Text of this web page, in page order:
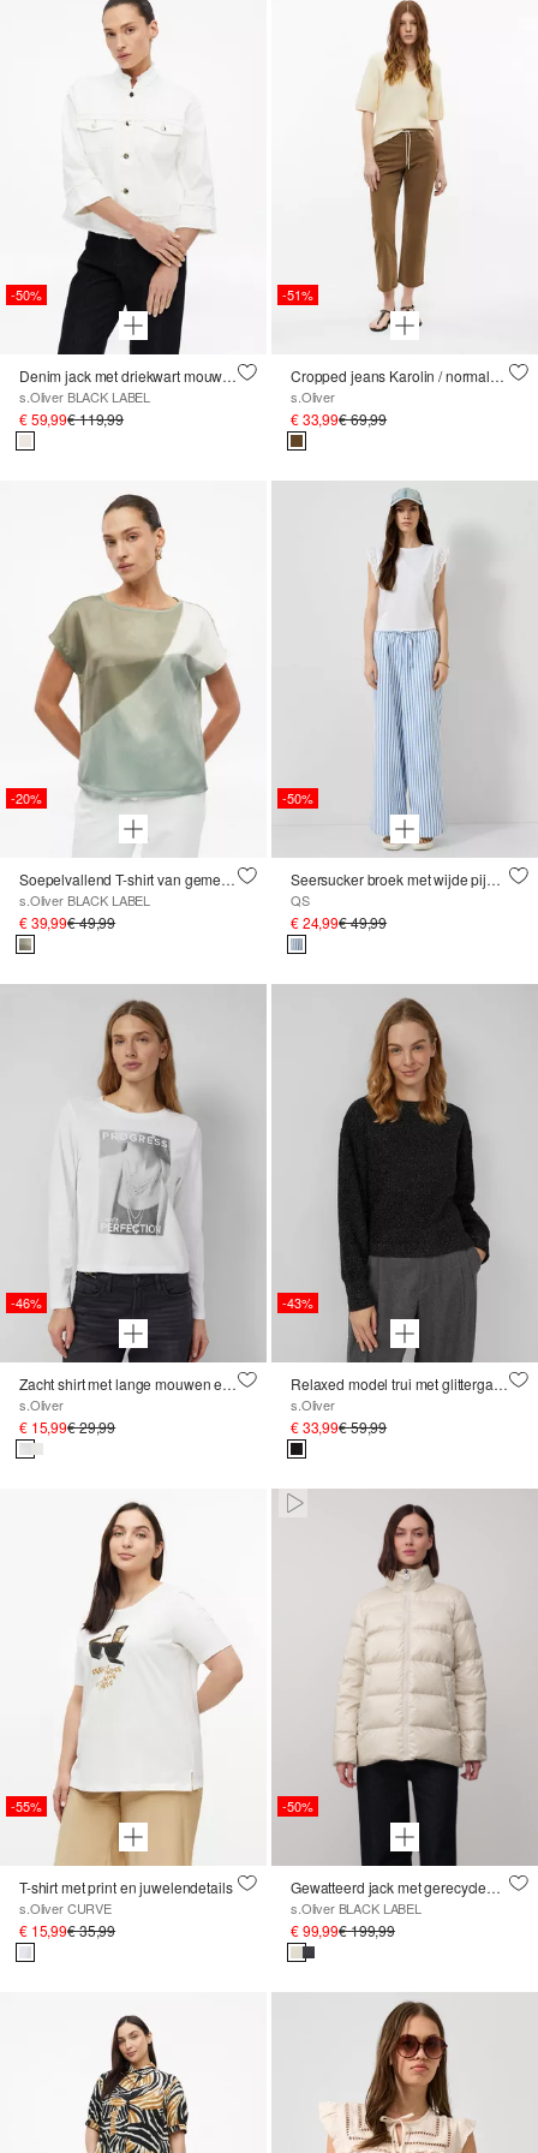
-50%
Denim jack met driekwart mouwen en open randen
s.Oliver BLACK LABEL
€ 59,99€ 119,99
-51%
Cropped jeans Karolin / normale pasvorm / halfhoog / rechte pijp / met franjes
s.Oliver
€ 33,99€ 69,99
-20%
Soepelvallend T-shirt van gemengde stoffen
s.Oliver BLACK LABEL
€ 39,99€ 49,99
-50%
Seersucker broek met wijde pijpen
QS
€ 24,99€ 49,99
-46%
Zacht shirt met lange mouwen en edelstenen
s.Oliver
€ 15,99€ 29,99
-43%
Relaxed model trui met glittergaren
s.Oliver
€ 33,99€ 59,99
-55%
T-shirt met print en juwelendetails
s.Oliver CURVE
€ 15,99€ 35,99
Paused • Muted
-50%
Gewatteerd jack met gerecycled dons en veren
s.Oliver BLACK LABEL
€ 99,99€ 199,99